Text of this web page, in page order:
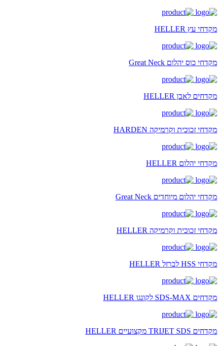
מקדחי עץ HELLER
מקדחי כוס יהלום Great Neck
מקדחים לאבן HELLER
מקדחי זכוכית וקרמיקה HARDEN
מקדחי יהלום HELLER
מקדחי יהלום מיוחדים Great Neck
מקדחי זכוכית וקרמיקה HELLER
מקדחי HSS לברזל HELLER
מקדחים SDS-MAX לקונגו HELLER
מקדחים TRIJET SDS מקצועיים HELLER